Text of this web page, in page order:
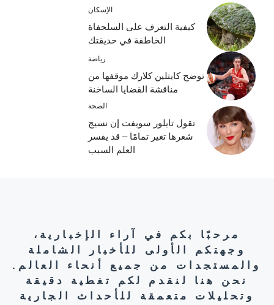
الإسكان
كيفية التعرف على السلحفاة
الخاطفة في حديقتك
رياضة
توضح كايتلين كلارك موقفها من
مناقشة القضايا الساخنة
الصحة
تقول تايلور سويفت إن نسيج
شعرها تغير تمامًا – قد يفسر
العلم السبب
مرحبًا بكم في آراء الإخبارية،
وجهتكم الأولى للأخبار الشاملة
والمستجدات من جميع أنحاء العالم.
نحن هنا لنقدم لكم تغطية دقيقة
وتحليلات متعمقة للأحداث الجارية